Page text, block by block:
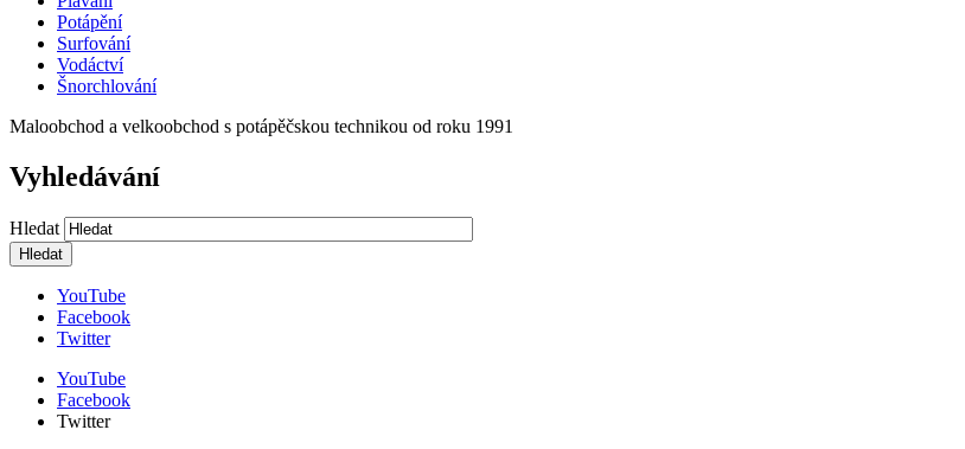
Potápění
Surfování
Vodáctví
Šnorchlování
Maloobchod a velkoobchod s potápěčskou technikou od roku 1991
Vyhledávání
Hledat
YouTube
Facebook
Twitter
YouTube
Facebook
Twitter